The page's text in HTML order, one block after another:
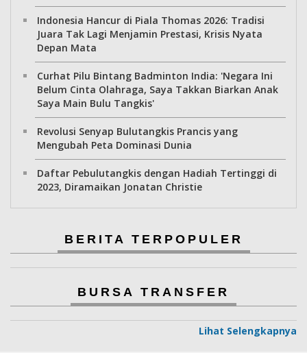
Indonesia Hancur di Piala Thomas 2026: Tradisi
Juara Tak Lagi Menjamin Prestasi, Krisis Nyata
Depan Mata
Curhat Pilu Bintang Badminton India: 'Negara Ini
Belum Cinta Olahraga, Saya Takkan Biarkan Anak
Saya Main Bulu Tangkis'
Revolusi Senyap Bulutangkis Prancis yang
Mengubah Peta Dominasi Dunia
Daftar Pebulutangkis dengan Hadiah Tertinggi di
2023, Diramaikan Jonatan Christie
BERITA TERPOPULER
BURSA TRANSFER
Lihat Selengkapnya